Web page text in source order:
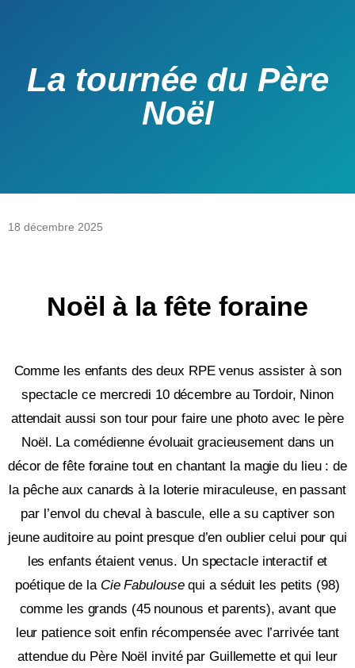
La tournée du Père
Noël
18 décembre 2025
Noël à la fête foraine
Comme les enfants des deux RPE venus assister à son
spectacle ce mercredi 10 décembre au Tordoir, Ninon
attendait aussi son tour pour faire une photo avec le père
Noël. La comédienne évoluait gracieusement dans un
décor de fête foraine tout en chantant la magie du lieu : de
la pêche aux canards à la loterie miraculeuse, en passant
par l’envol du cheval à bascule, elle a su captiver son
jeune auditoire au point presque d’en oublier celui pour qui
les enfants étaient venus. Un spectacle interactif et
poétique de la Cie Fabulousequi a séduit les petits (98)
comme les grands (45 nounous et parents), avant que
leur patience soit enfin récompensée avec l’arrivée tant
attendue du Père Noël invité par Guillemette et qui leur